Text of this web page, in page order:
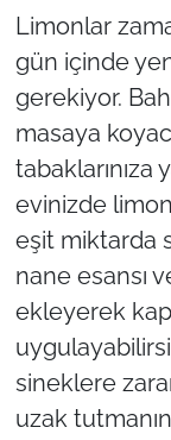
Limonlar
gün içinde
gerekiyor.
masaya
tabaklarınıza
evinizde
eşit miktarda
nane esansı
ekleyerek
sineklere
uzak